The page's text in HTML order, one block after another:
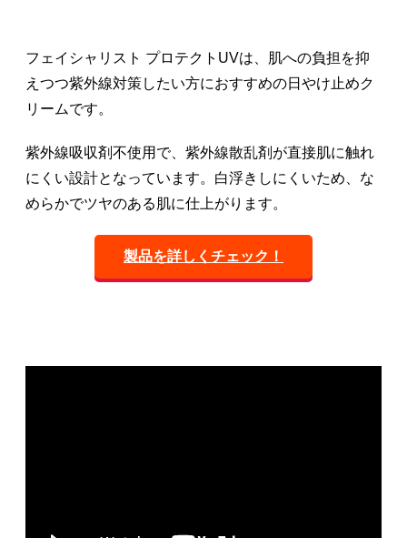
フェイシャリスト プロテクトUVは、肌への負担を抑
えつつ紫外線対策したい方におすすめの日やけ止めク
リームです。
紫外線吸収剤不使用で、紫外線散乱剤が直接肌に触れ
にくい設計となっています。白浮きしにくいため、な
めらかでツヤのある肌に仕上がります。
製品を詳しくチェック！